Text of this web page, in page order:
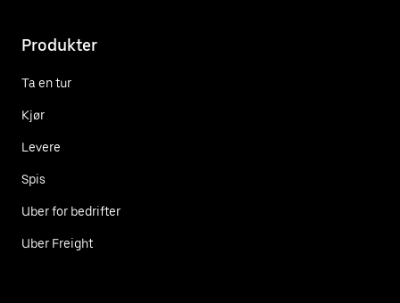
Produkter
Ta en tur
Kjør
Levere
Spis
Uber for bedrifter
Uber Freight